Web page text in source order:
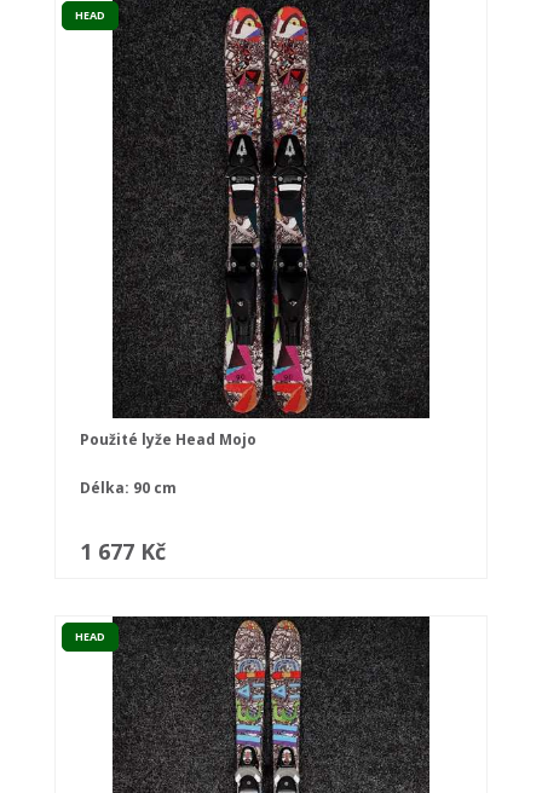
HEAD
Použité lyže Head Mojo
Délka: 90 cm
1 677 Kč
HEAD